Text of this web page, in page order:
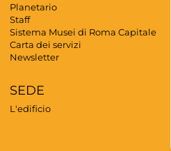
Planetario
Staff
Sistema Musei di Roma Capitale
Carta dei servizi
Newsletter
SEDE
L'edificio